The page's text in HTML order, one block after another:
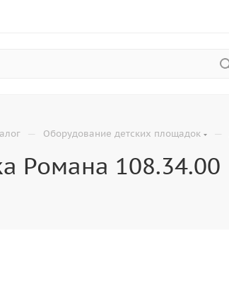
— Оборудование детских площадок —
Романа 108.34.00